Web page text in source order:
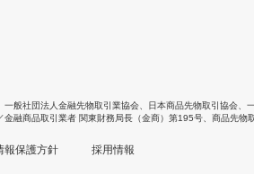
一般社団法人金融先物取引業協会 日本商品先物取引協会
金融商品取引業者 関東財務局長（金商）第195号、商品先物
報保護方針 採用情報